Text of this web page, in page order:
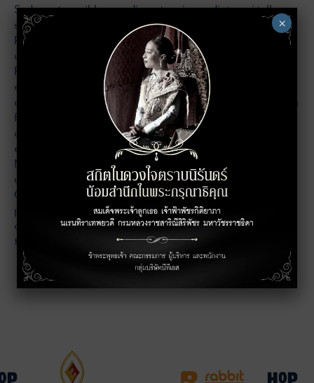
Sed egestas, nibh a condimentum imperdiet, orci tellus
scelerisque eros, eget dictum lorem augue quis nibh.
Pellentesque lorem nulla, iaculis a ante ac, interdum
ultricies nunc. Mauris tincidunt laoreet ipsum at luctus.
Proin id pretium velit. Praesent purus tellus, interdum in
efficitur nec, lacinia eget urna. Morbi et nisl ut neque
dignissim lacinia in ut ex. Vivamus facilisis mollis orci, non
fermentum odio aliquet vel. Phasellus consequat mauris
quis commodo consectetur. Donec pellentesque finibus
euismod. Etiam ultricies pretium purus eget consequat.
Nunc commodo lacus velit, in fermentum metus efficitur
ut. Aliquam vel bibendum ligula, id congue neque.
Curabitur porta gravida semper. Vestibulum ante ipsum
primis in faucibus orci luctus et ultrices posuere cubilia
curae; Aliquam sodales ultrices rhoncus. Ut quis leo ac
turpis pulvinar dapibus vitae eu lorem.
×